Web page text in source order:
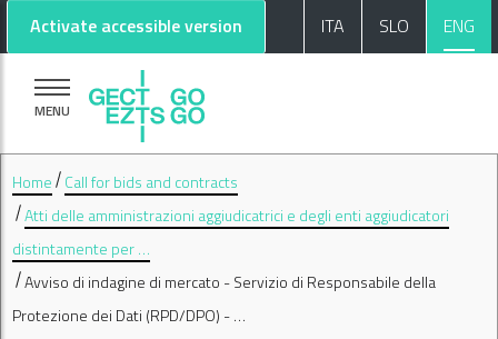
Go to main content
Go to footer
Activate accessible version ITA SLO ENG
MENU
Home
Call for bids and contracts
Atti delle amministrazioni aggiudicatrici e degli enti aggiudicatori
distintamente per …
Avviso di indagine di mercato - Servizio di Responsabile della
Protezione dei Dati (RPD/DPO) - …